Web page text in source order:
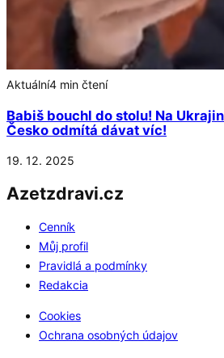
Aktuální4 min čtení
Babiš bouchl do stolu! Na
Česko odmítá dávat víc!
19. 12. 2025
Azetzdravi.cz
Cenník
Můj profil
Pravidlá a podmínky
Redakcia
Cookies
Ochrana osobných údajov